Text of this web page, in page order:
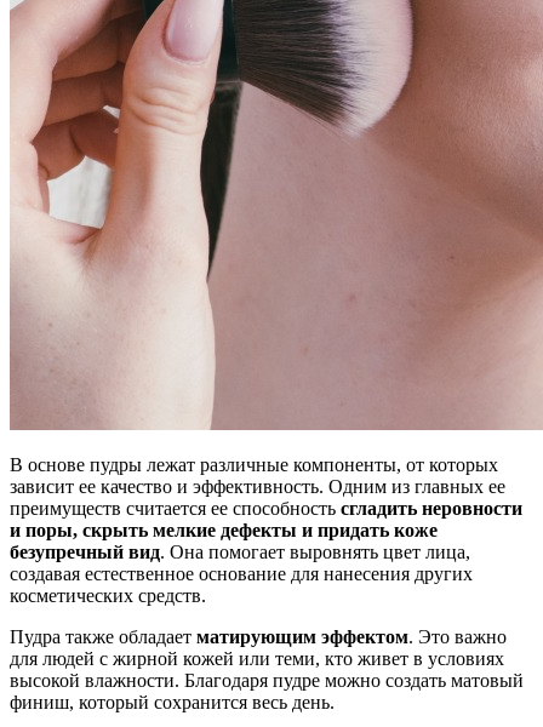
В основе пудры лежат различные компоненты, от которых
зависит ее качество и эффективность. Одним из главных ее
преимуществ считается ее способность сгладить неровности
и поры, скрыть мелкие дефекты и придать коже
безупречный вид. Она помогает выровнять цвет лица,
создавая естественное основание для нанесения других
косметических средств.
Пудра также обладает матирующим эффектом. Это важно
для людей с жирной кожей или теми, кто живет в условиях
высокой влажности. Благодаря пудре можно создать матовый
финиш, который сохранится весь день.